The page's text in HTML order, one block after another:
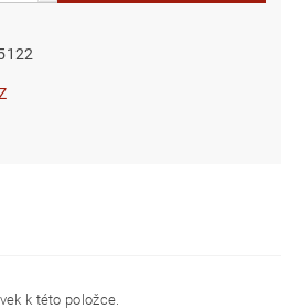
k této položce.